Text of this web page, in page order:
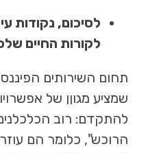
לסיכום, נקודות
לקורות החיים
תחום השירותים
שמציע מגוןן של
להתקדם: רוב
הרוכש", כלומר הם